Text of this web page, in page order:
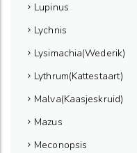
Lupinus
Lychnis
Lysimachia(Wederik)
Lythrum(Kattestaart)
Malva(Kaasjeskruid)
Mazus
Meconopsis